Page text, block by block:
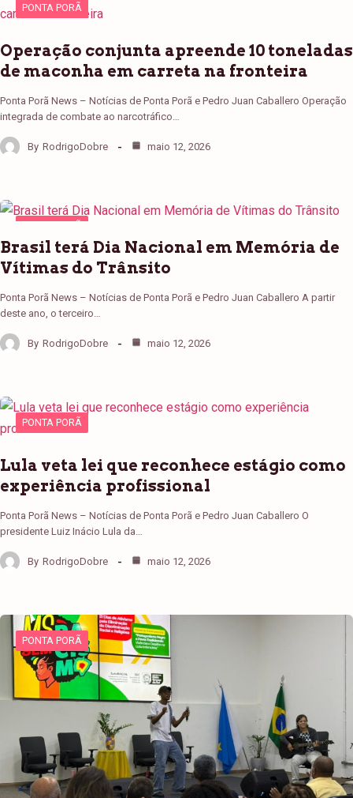
PONTA PORÃ
Operação conjunta apreende 10 toneladas
de maconha em carreta na fronteira
Ponta Porã News – Notícias de Ponta Porã e Pedro Juan Caballero Operação
integrada de combate ao narcotráfico…
By RodrigoDobre maio 12, 2026
Brasil terá Dia Nacional em Memória de
Vítimas do Trânsito
Ponta Porã News – Notícias de Ponta Porã e Pedro Juan Caballero A partir
deste ano, o terceiro…
By RodrigoDobre maio 12, 2026
PONTA PORÃ
Lula veta lei que reconhece estágio como
experiência profissional
Ponta Porã News – Notícias de Ponta Porã e Pedro Juan Caballero O
presidente Luiz Inácio Lula da…
By RodrigoDobre maio 12, 2026
PONTA PORÃ